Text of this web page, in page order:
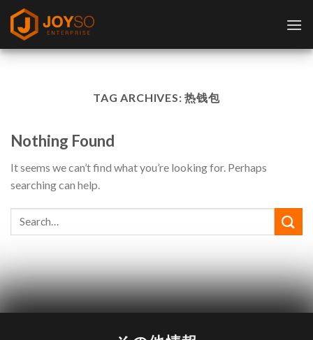
Skip
content
TAG ARCHIVES:热钱包
Nothing Found
It seems we can’t find what you’re looking for. Perhaps
searching can help.